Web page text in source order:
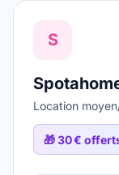
S
Location
🎁30 €